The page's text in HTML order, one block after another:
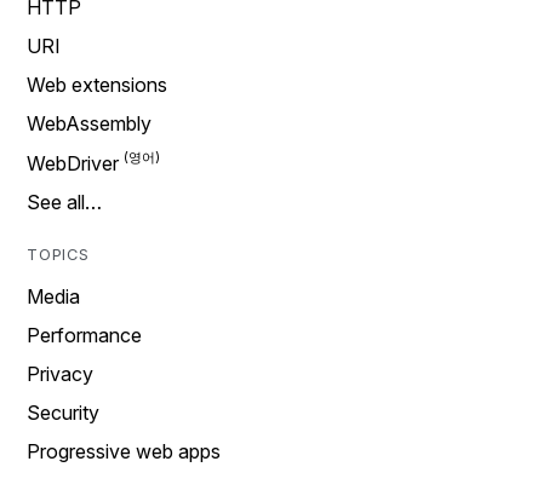
HTTP
URI
Web extensions
WebAssembly
WebDriver
See all…
TOPICS
Media
Performance
Privacy
Security
Progressive web apps